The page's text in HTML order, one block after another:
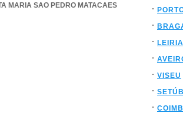
MARIA SAO PEDRO MATACAES
LEIRIA
VISEU